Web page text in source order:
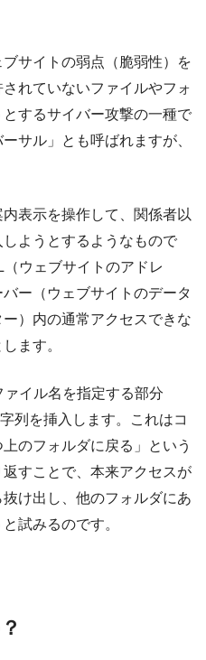
サイトの弱点（脆弱性）を
れていないファイルやフォ
するサイバー攻撃の一種で
サル」とも呼ばれますが、
表示を操作して、関係者以
ようとするようなもので
ウェブサイトのアドレ
ー（ウェブサイトのデータ
）内の通常アクセスできな
ます。
イル名を指定する部分
列を挿入します。これはコ
のフォルダに戻る」という
すことで、本来アクセスが
け出し、他のフォルダにあ
試みるのです。